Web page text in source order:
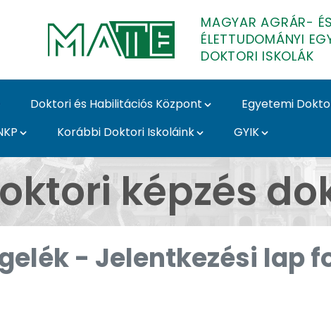
MAGYAR AGRÁR- ÉS
ÉLETTUDOMÁNYI
DOKTORI ISKOLÁK
Doktori és Habilitációs Központ Egyetemi
Korábbi Doktori Iskoláink GYIK
- MATE Doktori
képzés
- Jelentkezési lap